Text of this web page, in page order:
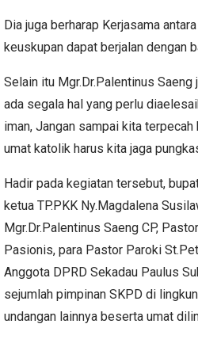
Dia juga berharap Kerjasama
keuskupan dapat berjalan dengan
Selain itu Mgr.Dr.Palentinus
ada segala hal yang perlu
iman, Jangan sampai kita
umat katolik harus kita jaga
Hadir pada kegiatan tersebut,
ketua TP.PKK Ny.Magdalena
Mgr.Dr.Palentinus Saeng CP,
Pasionis, para Pastor Paroki
Anggota DPRD Sekadau Paulus
sejumlah pimpinan SKPD di
undangan lainnya beserta umat